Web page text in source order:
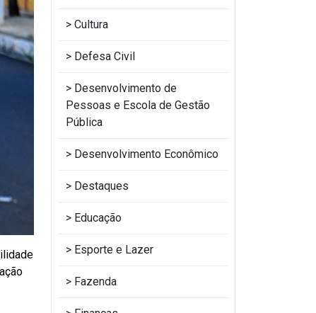
Cultura
Defesa Civil
Desenvolvimento de
Pessoas e Escola de Gestão
Pública
Desenvolvimento Econômico
Destaques
Educação
Esporte e Lazer
Fazenda